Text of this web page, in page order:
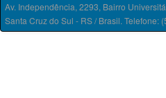
Av. Independência, 2293, Bairro
Santa Cruz do Sul - RS / Brasil. Telefone: